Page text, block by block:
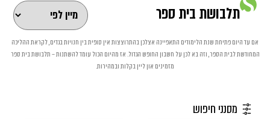
תלבושת בית ספר
אם עד היום פתיחת שנת הלימודים התאפיינה אצלכן בהתרוצצות אין סופית בין חנויות בגדים, לקראת ההליכה
המחודשת לבית הספר, וזה בא לכן על חשבון החופש הגדול. אז מהיום הכול עומד להשתנות – תלבושת בית ספר
מזמינים און ליין בקלות ובמהירות.
מסנני חיפוש